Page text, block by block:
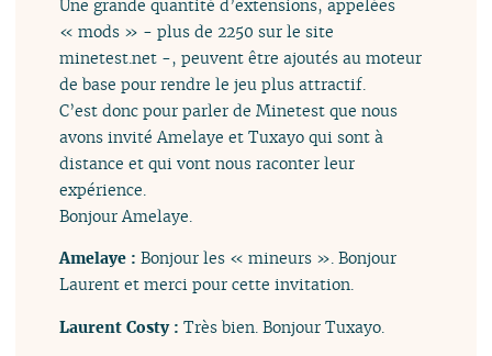
Une grande quantité d’extensions, appelées
« mods » - plus de 2250 sur le site
minetest.net -, peuvent être ajoutés au moteur
de base pour rendre le jeu plus attractif.
C’est donc pour parler de Minetest que nous
avons invité Amelaye et Tuxayo qui sont à
distance et qui vont nous raconter leur
expérience.
Bonjour Amelaye.
Amelaye :Bonjour les « mineurs ». Bonjour
Laurent et merci pour cette invitation.
Laurent Costy :Très bien. Bonjour Tuxayo.